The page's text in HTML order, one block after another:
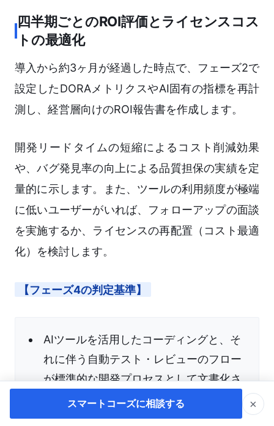
四半期ごとのROI評価とライセンスコス
トの最適化
導入から約3ヶ月が経過した時点で、フェーズ2で
設定したDORAメトリクスやAI固有の指標を再計
測し、経営層向けのROI報告書を作成します。
開発リードタイムの短縮によるコスト削減効果
や、バグ発見率の向上による品質担保の実績を定
量的に示します。また、ツールの利用頻度が極端
に低いユーザーがいれば、フォローアップの面談
を実施するか、ライセンスの再配置（コスト最適
化）を検討します。
【フェーズ4の判定基準】
AIツールを活用したコーディングと、そ
れに伴う自動テスト・レビューのフロー
が標準的な開発プロセスとして文書化さ
れ、運用されているか。
スマートコーズに相談する ×